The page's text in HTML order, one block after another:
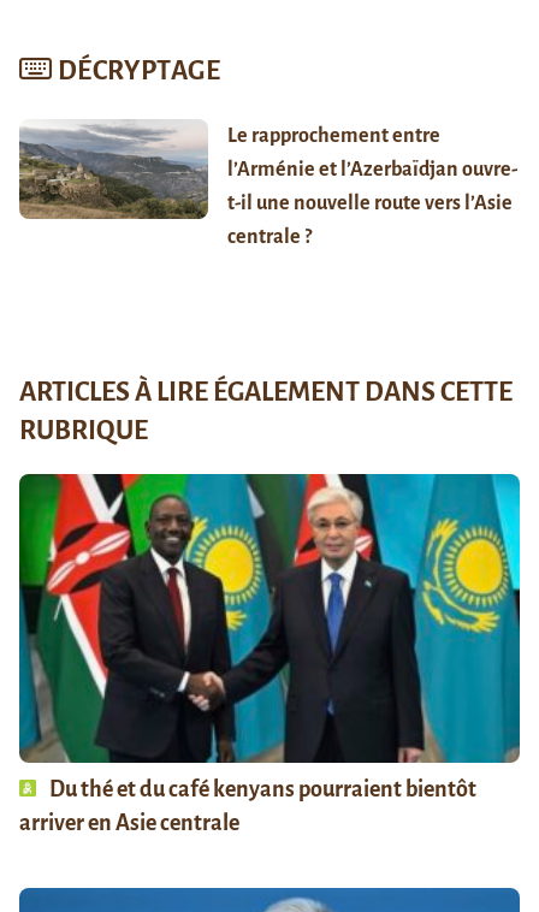
DÉCRYPTAGE
Le rapprochement entre
l’Arménie et l’Azerbaïdjan ouvre-
t-il une nouvelle route vers l’Asie
centrale ?
ARTICLES À LIRE ÉGALEMENT DANS CETTE
RUBRIQUE
Du thé et du café kenyans pourraient bientôt
arriver en Asie centrale